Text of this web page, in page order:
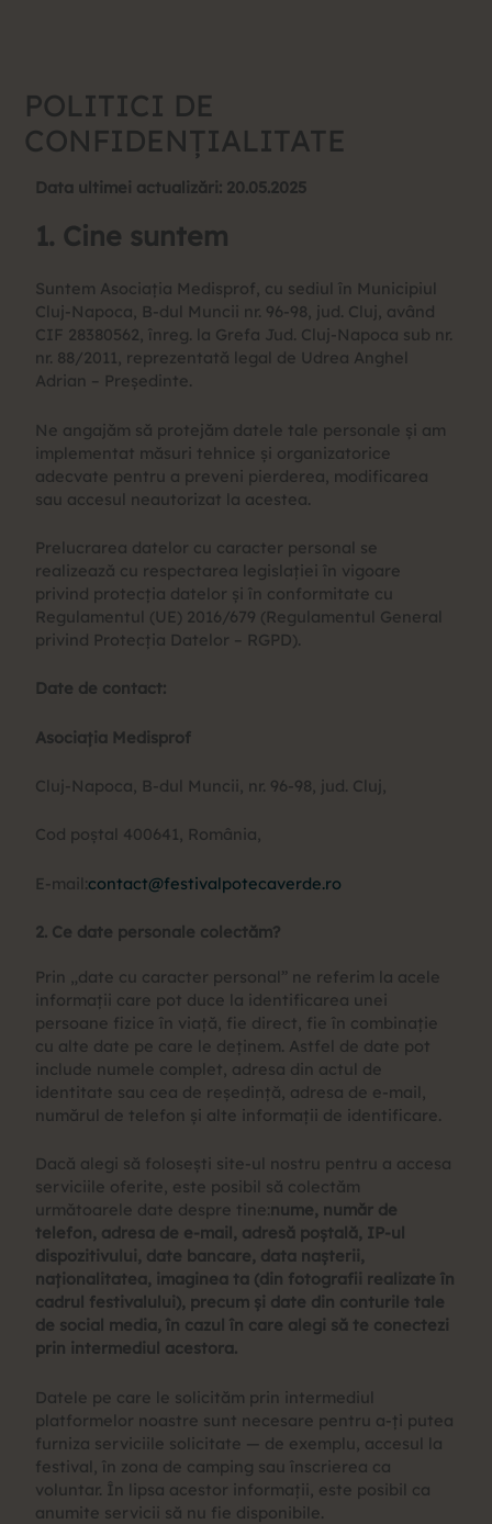
POLITICI DE
CONFIDENȚIALITATE
Data ultimei actualizări: 20.05.2025
1. Cine suntem
Suntem Asociația Medisprof, cu sediul în Municipiul
Cluj-Napoca, B-dul Muncii nr. 96-98, jud. Cluj, având
CIF 28380562, înreg. la Grefa Jud. Cluj-Napoca sub nr.
nr. 88/2011, reprezentată legal de Udrea Anghel
Adrian – Președinte.
Ne angajăm să protejăm datele tale personale și am
implementat măsuri tehnice și organizatorice
adecvate pentru a preveni pierderea, modificarea
sau accesul neautorizat la acestea.
Prelucrarea datelor cu caracter personal se
realizează cu respectarea legislației în vigoare
privind protecția datelor și în conformitate cu
Regulamentul (UE) 2016/679 (Regulamentul General
privind Protecția Datelor – RGPD).
Date de contact:
Asociația Medisprof
Cluj-Napoca, B-dul Muncii, nr. 96-98, jud. Cluj,
Cod poștal 400641, România,
E-mail:contact@festivalpotecaverde.ro
2. Ce date personale colectăm?
Prin „date cu caracter personal” ne referim la acele
informații care pot duce la identificarea unei
persoane fizice în viață, fie direct, fie în combinație
cu alte date pe care le deținem. Astfel de date pot
include numele complet, adresa din actul de
identitate sau cea de reședință, adresa de e-mail,
numărul de telefon și alte informații de identificare.
Dacă alegi să folosești site-ul nostru pentru a accesa
serviciile oferite, este posibil să colectăm
următoarele date despre tine:nume, număr de
telefon, adresa de e-mail, adresă poștală, IP-ul
dispozitivului, date bancare, data nașterii,
naționalitatea, imaginea ta (din fotografii realizate în
cadrul festivalului), precum și date din conturile tale
de social media, în cazul în care alegi să te conectezi
prin intermediul acestora.
Datele pe care le solicităm prin intermediul
platformelor noastre sunt necesare pentru a-ți putea
furniza serviciile solicitate — de exemplu, accesul la
festival, în zona de camping sau înscrierea ca
voluntar. În lipsa acestor informații, este posibil ca
anumite servicii să nu fie disponibile.